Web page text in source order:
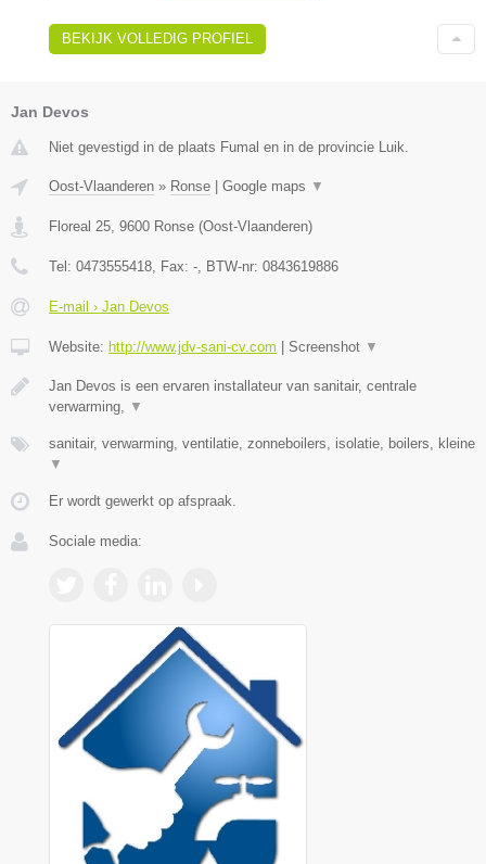
BEKIJK VOLLEDIG PROFIEL
Jan Devos
Niet gevestigd in de plaats Fumal en in de provincie Luik.
Oost-Vlaanderen » Ronse Google maps ▼
Floreal 25 9600 Ronse (Oost-Vlaanderen)
Tel: 0473555418 , Fax: - , BTW-nr: 0843619886
E-mail › Jan Devos
Website: http://www.jdv-sani-cv.com Screenshot ▼
Jan Devos is een ervaren installateur van sanitair, centrale
verwarming,
▼
sanitair, verwarming, ventilatie, zonneboilers, isolatie, boilers, kleine
▼
Er wordt gewerkt op afspraak.
Sociale media: